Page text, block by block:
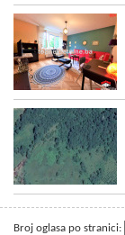
Broj oglasa po stranici: